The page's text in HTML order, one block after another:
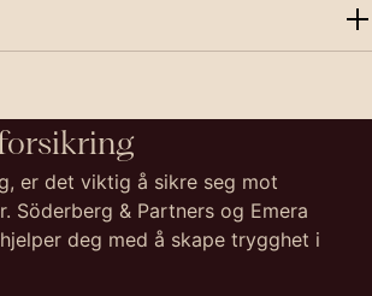
er det viktig å sikre seg mot
Söderberg & Partners og Emera
deg med å skape trygghet i